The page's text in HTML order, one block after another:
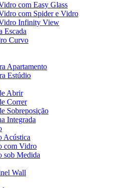
com Easy Glass
com Spider e Vidro
Infinity View
Escada
Curvo
Apartamento
Estúdio
Abrir
Correr
Sobreposição
Integrada
Acústica
com Vidro
sob Medida
Wall